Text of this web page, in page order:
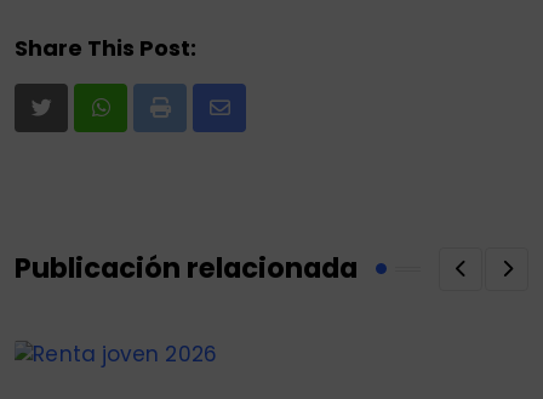
Share This Post:
Print
Share
Publicación relacionada